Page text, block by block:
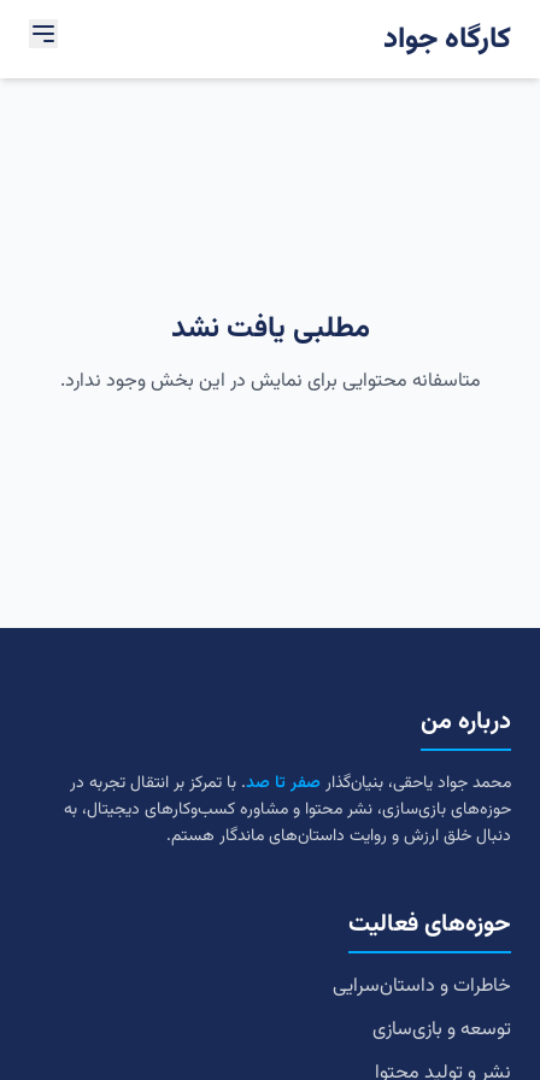
کارگاه جواد
مطلبی یافت نشد
متاسفانه محتوایی برای نمایش در این بخش وجود ندارد.
درباره من
محمد جواد یاحقی، بنیان‌گذارصفر تا صد. با تمرکز بر انتقال تجربه در
حوزه‌های بازی‌سازی، نشر محتوا و مشاوره کسب‌وکارهای دیجیتال، به
دنبال خلق ارزش و روایت داستان‌های ماندگار هستم.
حوزه‌های فعالیت
خاطرات و داستان‌سرایی
توسعه و بازی‌سازی
نشر و تولید محتوا